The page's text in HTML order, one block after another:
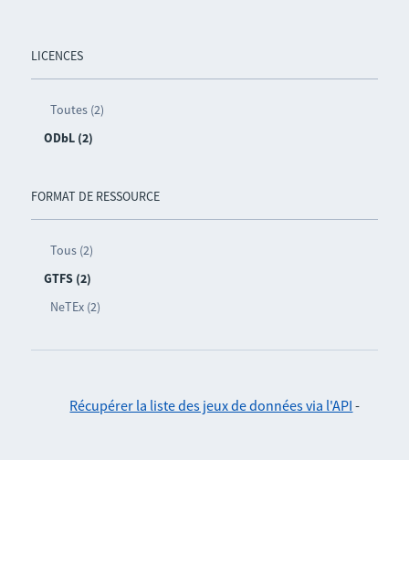
LICENCES
Toutes (2)
ODbL (2)
FORMAT DE RESSOURCE
Tous (2)
GTFS (2)
NeTEx (2)
Récupérer la liste des jeux de données via l'API -